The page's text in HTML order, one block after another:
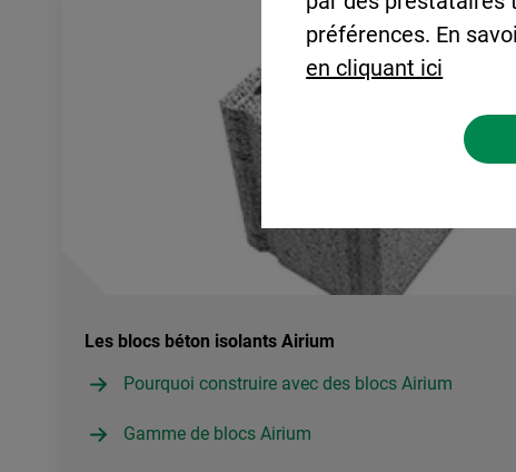
Les blocs béton isolants Airium
Pourquoi construire avec des blocs Airium
Gamme de blocs Airium
préférences. En
en cliquant ici